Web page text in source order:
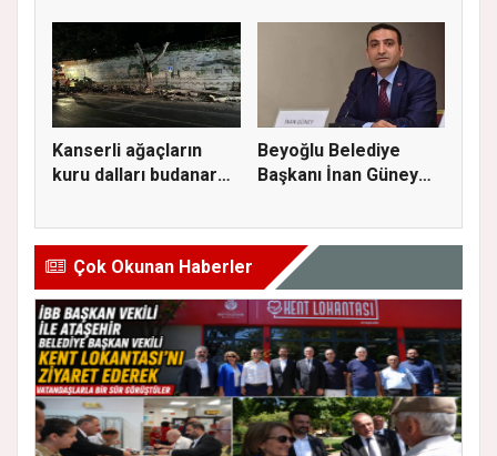
Kanserli ağaçların
kuru dalları budanarak
Beyoğlu Belediye
Başkanı İnan Güney
Çok Okunan Haberler